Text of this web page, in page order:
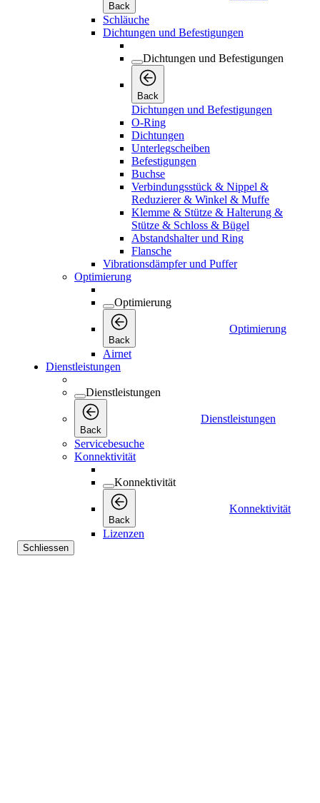
Back
Schläuche
Dichtungen und Befestigungen
Dichtungen und Befestigungen
Back
Dichtungen und Befestigungen
O-Ring
Dichtungen
Unterlegscheiben
Befestigungen
Buchse
Verbindungsstück & Nippel &
Reduzierer & Winkel & Muffe
Klemme & Stütze & Halterung &
Stütze & Schloss & Bügel
Abstandshalter und Ring
Flansche
Vibrationsdämpfer und Puffer
Optimierung
Optimierung
Back
Optimierung
Airnet
Dienstleistungen
Dienstleistungen
Back
Dienstleistungen
Servicebesuche
Konnektivität
Konnektivität
Back
Konnektivität
Lizenzen
Schliessen